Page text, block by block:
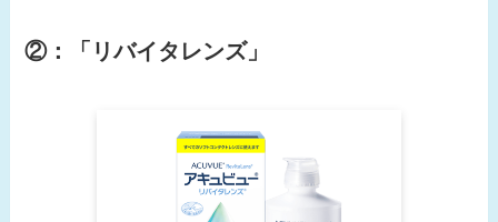
②： 「リバイタレンズ」